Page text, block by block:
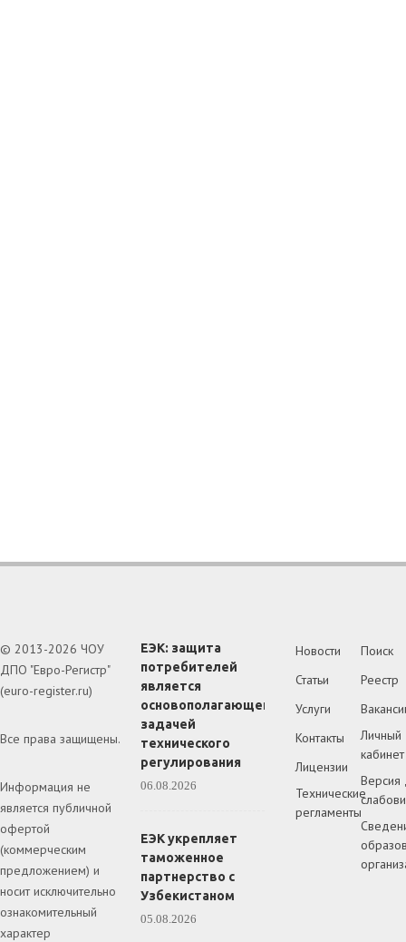
© 2013-2026 ЧОУ
ДПО "Евро-Регистр"
(euro-register.ru)
Все права защищены.
Информация не
является публичной
офертой
(коммерческим
предложением) и
носит исключительно
ознакомительный
характер
ЕЭК: защита
потребителей
является
основополагающей
задачей
технического
регулирования
06.08.2026
ЕЭК укрепляет
таможенное
партнерство с
Узбекистаном
05.08.2026
Новости
Статьи
Услуги
Контакты
Лицензии
Технические
регламенты
Поиск
Реестр
Личный
кабинет
Версия